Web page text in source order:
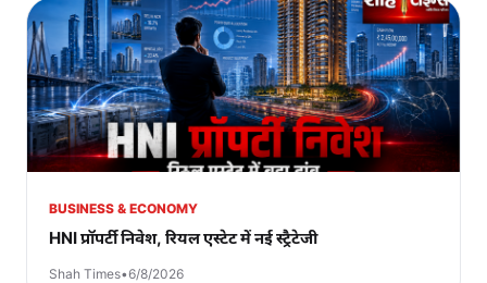
BUSINESS & ECONOMY
HNI प्रॉपर्टी निवेश, रियल एस्टेट में नई स्ट्रैटेजी
Shah Times•6/8/2026